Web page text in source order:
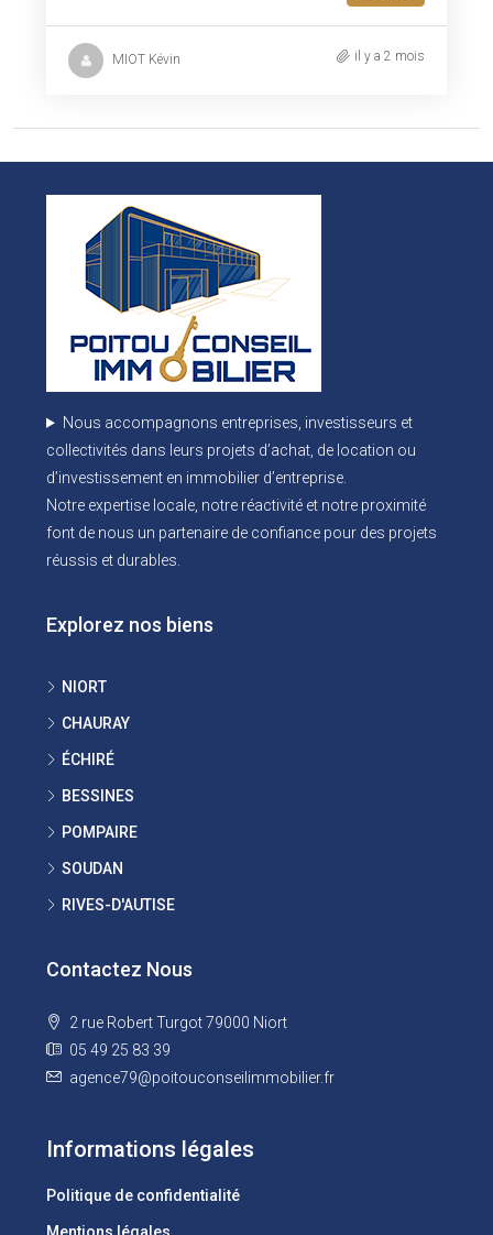
MIOT Kévin il y a 2 mois
Nous accompagnons entreprises, investisseurs et
collectivités dans leurs projets d’achat, de location ou
d’investissement en immobilier d’entreprise.
Notre expertise locale, notre réactivité et notre proximité
font de nous un partenaire de confiance pour des projets
réussis et durables.
Explorez nos biens
NIORT
CHAURAY
ÉCHIRÉ
BESSINES
POMPAIRE
SOUDAN
RIVES-D'AUTISE
Contactez Nous
2 rue Robert Turgot 79000 Niort
05 49 25 83 39
agence79@poitouconseilimmobilier.fr
Informations légales
Politique de confidentialité